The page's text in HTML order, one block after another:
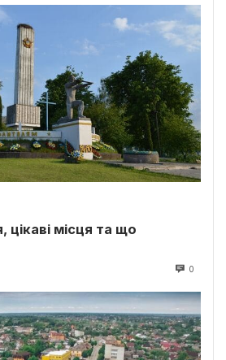
цікаві місця та що
0